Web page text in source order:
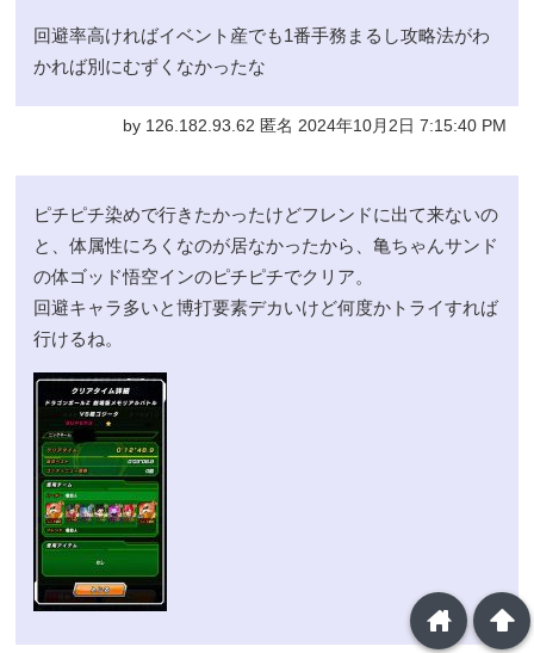
回避率高ければイベント産でも1番手務まるし攻略法がわ
かれば別にむずくなかったな
by 126.182.93.62 匿名 2024年10月2日 7:15:40 PM
ピチピチ染めで行きたかったけどフレンドに出て来ないの
と、体属性にろくなのが居なかったから、亀ちゃんサンド
の体ゴッド悟空インのピチピチでクリア。
回避キャラ多いと博打要素デカいけど何度かトライすれば
行けるね。
arrowup
home